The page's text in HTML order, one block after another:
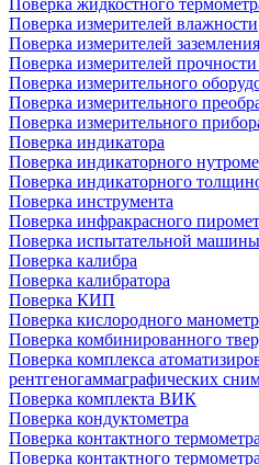
Поверка жидкостного
Поверка измерителей влажности
Поверка измерителей заземления
Поверка измерителей прочности
Поверка измерительного
Поверка измерительного
Поверка измерительного
Поверка индикатора
Поверка индикаторного
Поверка индикаторного
Поверка инструмента
Поверка инфракрасного
Поверка испытательной машины
Поверка калибра
Поверка калибратора
Поверка КИП
Поверка кислородного
Поверка комбинированного
Поверка комплекса
рентгеногаммаграфических
Поверка комплекта ВИК
Поверка кондуктометра
Поверка контактного термометра
Поверка контактного